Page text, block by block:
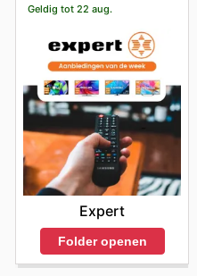
Geldig tot 22 aug.
Expert
Folder openen